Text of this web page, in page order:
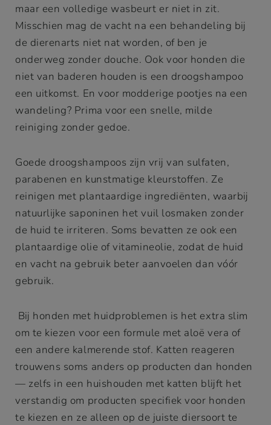
maar een volledige wasbeurt er niet in zit.
Misschien mag de vacht na een behandeling bij
de dierenarts niet nat worden, of ben je
onderweg zonder douche. Ook voor honden die
niet van baderen houden is een droogshampoo
een uitkomst. En voor modderige pootjes na een
wandeling? Prima voor een snelle, milde
reiniging zonder gedoe.
Goede droogshampoos zijn vrij van sulfaten,
parabenen en kunstmatige kleurstoffen. Ze
reinigen met plantaardige ingrediënten, waarbij
natuurlijke saponinen het vuil losmaken zonder
de huid te irriteren. Soms bevatten ze ook een
plantaardige olie of vitamineolie, zodat de huid
en vacht na gebruik beter aanvoelen dan vóór
gebruik.
Bij honden met huidproblemen is het extra slim
om te kiezen voor een formule met aloë vera of
een andere kalmerende stof. Katten reageren
trouwens soms anders op producten dan honden
— zelfs in een huishouden met katten blijft het
verstandig om producten specifiek voor honden
te kiezen en ze alleen op de juiste diersoort te